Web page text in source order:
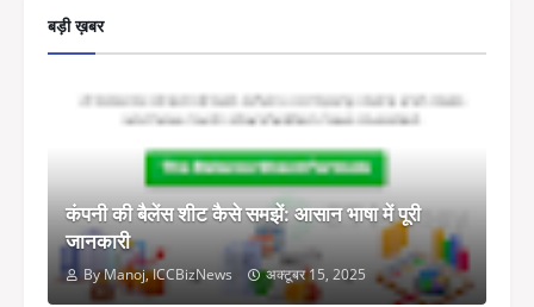
बड़ी ख़बर
कंपनी की बैलेंस शीट कैसे समझें: आसान भाषा में पूरी
जानकारी
By Manoj, ICCBizNews अक्टूबर 15, 2025